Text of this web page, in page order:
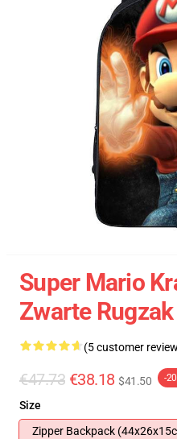
Super Mario
Zwarte
(5 customer
€47.73 €38.18 $41.50 -
Size
Zipper Backpack